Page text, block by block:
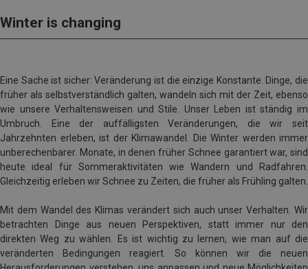
Winter is changing
Eine Sache ist sicher: Veränderung ist die einzige Konstante. Dinge, die
früher als selbstverständlich galten, wandeln sich mit der Zeit, ebenso
wie unsere Verhaltensweisen und Stile. Unser Leben ist ständig im
Umbruch. Eine der auffälligsten Veränderungen, die wir seit
Jahrzehnten erleben, ist der Klimawandel. Die Winter werden immer
unberechenbarer. Monate, in denen früher Schnee garantiert war, sind
heute ideal für Sommeraktivitäten wie Wandern und Radfahren.
Gleichzeitig erleben wir Schnee zu Zeiten, die früher als Frühling galten.
Mit dem Wandel des Klimas verändert sich auch unser Verhalten. Wir
betrachten Dinge aus neuen Perspektiven, statt immer nur den
direkten Weg zu wählen. Es ist wichtig zu lernen, wie man auf die
veränderten Bedingungen reagiert. So können wir die neuen